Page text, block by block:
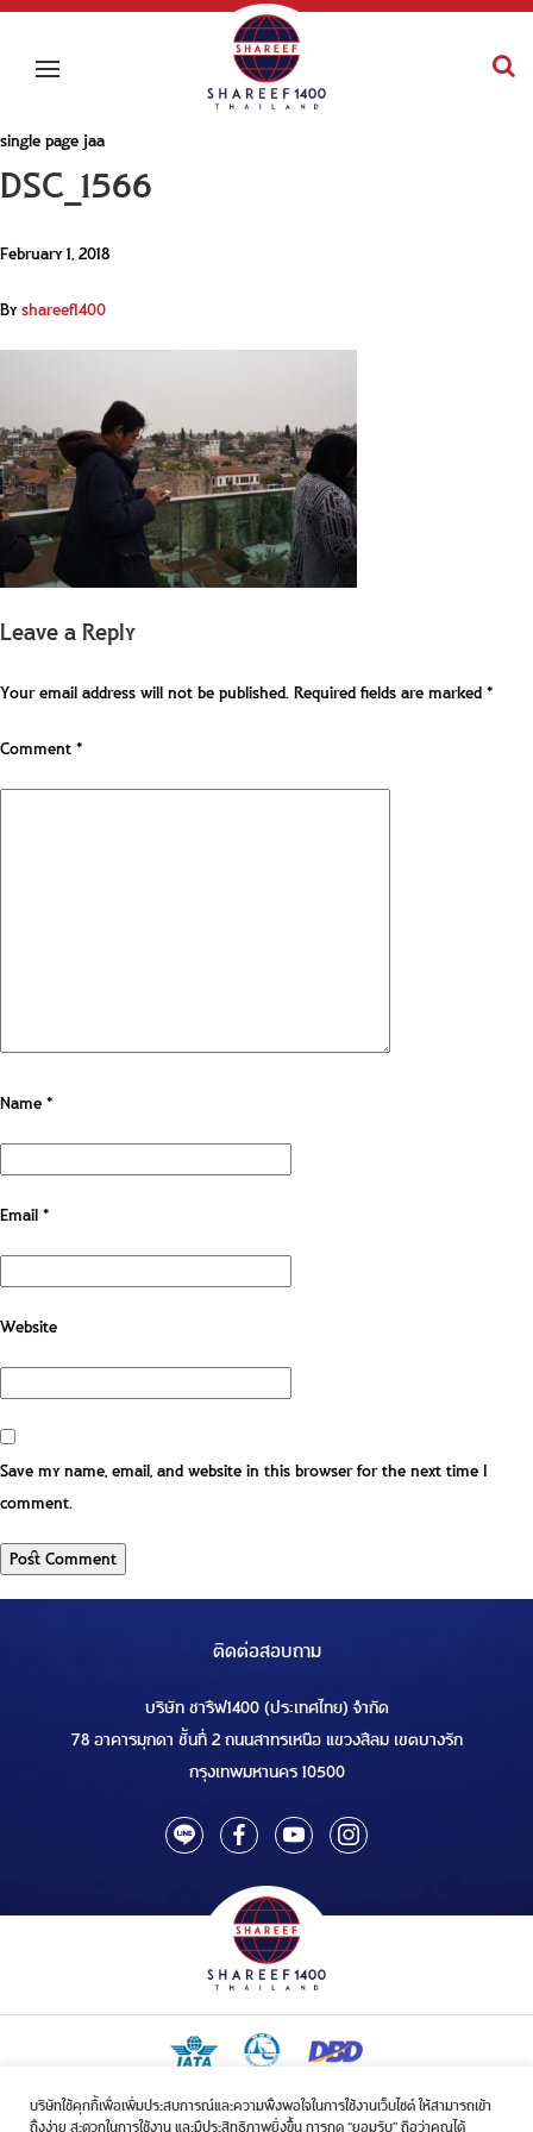
บริษัทใช้คุกกี้เพื่อเพิ่มประสบการณ์และความพึงพอใจในการใช้งานเว็บไซต์ ให้สามารถเข้า
ถึงง่าย สะดวกในการใช้งาน และมีประสิทธิภาพยิ่งขึ้น การกด “ยอมรับ” ถือว่าคุณได้
single page jaa
DSC_1566
February 1, 2018
Byshareef1400
Leave a Reply
Your email address will not be published.Required fields are marked*
Comment*
Name*
Email*
Website
Save my name, email, and website in this browser for the next time I
comment.
ติดต่อสอบถาม
บริษัท ชารีฟ1400 (ประเทศไทย) จำกัด
78 อาคารมุกดา ชั้นที่ 2 ถนนสาทรเหนือ แขวงสีลม เขตบางรัก
กรุงเทพมหานคร 10500
ใบอนุญาตเป็นผู้ประกอบกิจการรับจัดบริการขนส่งในกิจการฮัจย์เลขที่ 1/2568